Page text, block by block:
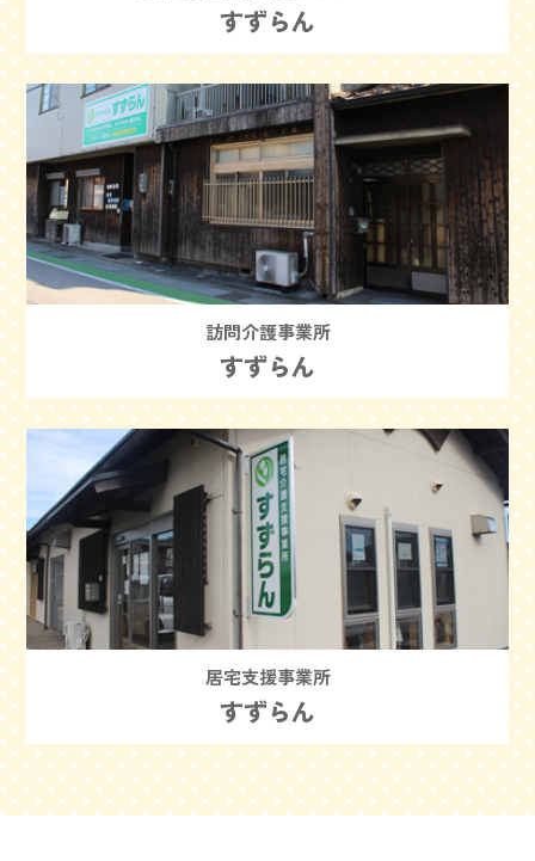
すずらん
訪問介護事業所
すずらん
居宅支援事業所
すずらん